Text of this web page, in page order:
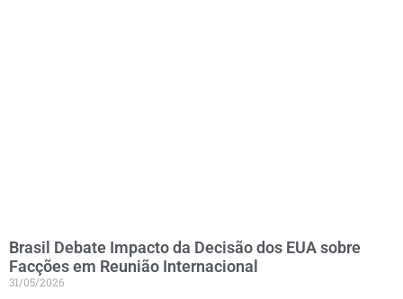
Brasil Debate Impacto da Decisão dos EUA sobre
Facções em Reunião Internacional
31/05/2026